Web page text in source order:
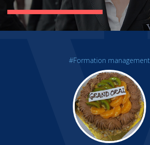
#Formation management